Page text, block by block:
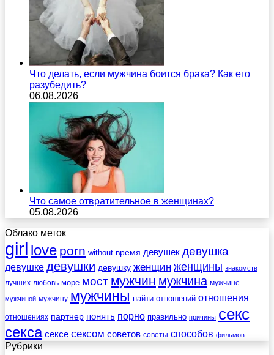
Что делать, если мужчина боится брака? Как его
разубедить?
06.08.2026
Что самое отвратительное в женщинах?
05.08.2026
Облако меток
girl love porn without время девушек девушка
девушке девушки девушку женщин женщины знакомств
лучших любовь море мост мужчин мужчина мужчине
мужчиной мужчину мужчины найти отношений отношения
отношениях партнер понять порно правильно причины секс
секса сексе сексом советов советы способов фильмов
Рубрики